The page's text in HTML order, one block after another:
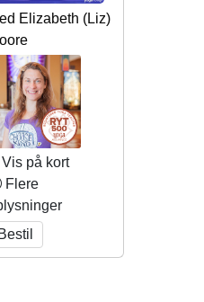
Elizabeth (Liz)
på kort
Flere
Bestil